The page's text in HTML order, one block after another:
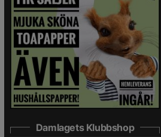
Damlagets Klubbshop